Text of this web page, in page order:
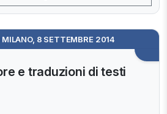
MILANO, 8 SETTEMBRE 2014
e traduzioni di testi